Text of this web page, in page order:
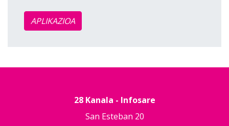
APLIKAZIOA
28 Kanala - Infosare
San Esteban 20